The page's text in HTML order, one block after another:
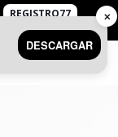
REGISTRO77
DESCARGAR
✕